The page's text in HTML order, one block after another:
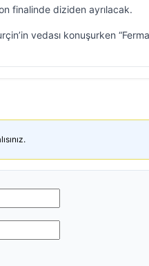
finalinde diziden ayrılacak.
vedası konuşurken